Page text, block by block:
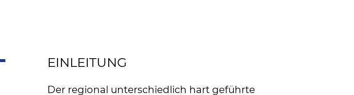
EINLEITUNG
Der regional unterschiedlich hart geführte